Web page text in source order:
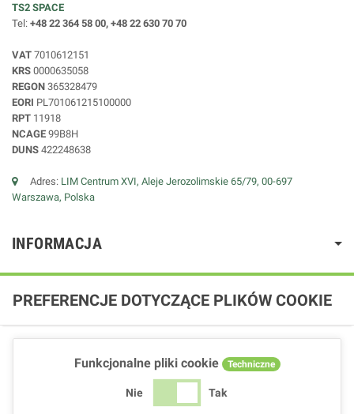
TS2 SPACE
Tel: +48 22 364 58 00, +48 22 630 70 70
VAT 7010612151
KRS 0000635058
REGON 365328479
EORI PL701061215100000
RPT 11918
NCAGE 99B8H
DUNS 422248638
Adres: LIM Centrum XVI, Aleje Jerozolimskie 65/79, 00-697
Warszawa, Polska
INFORMACJA
PREFERENCJE DOTYCZĄCE PLIKÓW COOKIE
Funkcjonalne pliki cookie Techniczne
Nie Tak